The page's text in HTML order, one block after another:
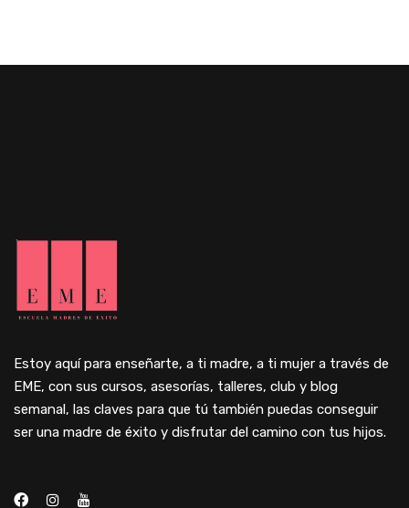
Estoy aquí para enseñarte, a ti madre, a ti mujer a través de
EME, con sus cursos, asesorías, talleres, club y blog
semanal, las claves para que tú también puedas conseguir
ser una madre de éxito y disfrutar del camino con tus hijos.